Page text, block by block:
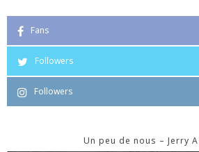
Fans
Followers
Followers
Un peu de nous – Jerry